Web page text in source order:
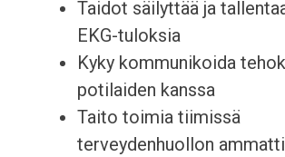
Taidot säilyttää ja
EKG-tuloksia
Kyky kommunikoida
potilaiden kanssa
Taito toimia tiimissä
terveydenhuollon